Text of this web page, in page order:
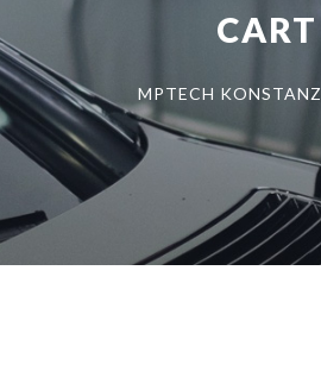
CART
MPTECH KONSTANZ